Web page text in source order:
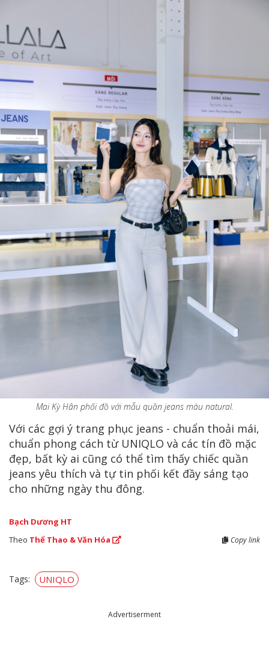
Mai Kỳ Hân phối đồ với mẫu quần jeans màu natural.
Với các gợi ý trang phục jeans - chuẩn thoải mái,
chuẩn phong cách từ UNIQLO và các tín đồ mặc
đẹp, bất kỳ ai cũng có thể tìm thấy chiếc quần
jeans yêu thích và tự tin phối kết đầy sáng tạo
cho những ngày thu đông.
Bạch Dương HT
Theo Thể Thao & Văn Hóa Copy link
Tags: UNIQLO
Advertiserment